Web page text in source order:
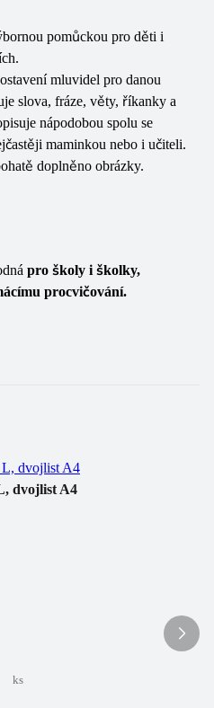
pomůckou pro děti i
mluvidel pro danou
slova, fráze, věty, říkanky a
nápodobou spolu se
maminkou nebo i učiteli.
doplněno obrázky.
pro školy i školky,
procvičování.
dvojlist A4
ks